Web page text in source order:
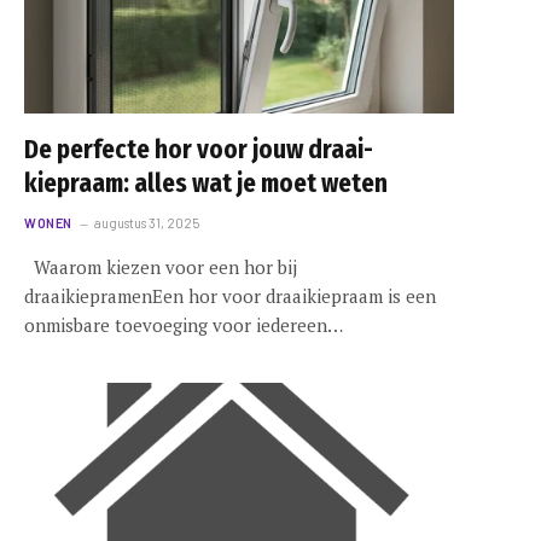
De perfecte hor voor jouw draai-
kiepraam: alles wat je moet weten
WONEN augustus 31, 2025
Waarom kiezen voor een hor bij
draaikiepramenEen hor voor draaikiepraam is een
onmisbare toevoeging voor iedereen…